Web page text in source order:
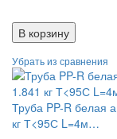
В корзину
Труба PP-R белая
кг Т<95С L=4м…